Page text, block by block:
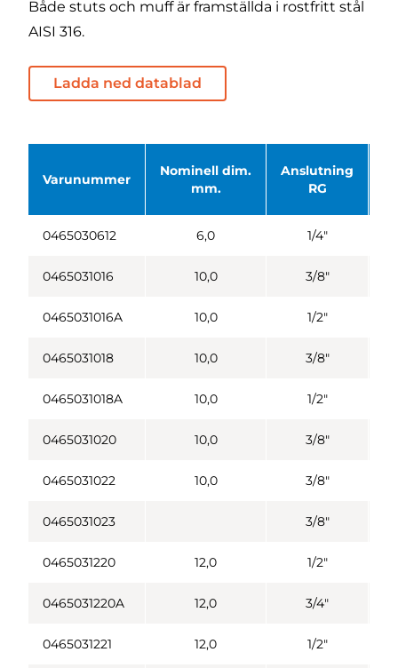
Både stuts och muff är framställda i rostfritt stål
AISI 316.
Ladda ned datablad
Varunummer
Nominell dim.
mm.
Anslutning
RG
0465030612 6,0 1/4"
0465031016 10,0 3/8"
0465031016A 10,0 1/2"
0465031018 10,0 3/8"
0465031018A 10,0 1/2"
0465031020 10,0 3/8"
0465031022 10,0 3/8"
0465031023 3/8"
0465031220 12,0 1/2"
0465031220A 12,0 3/4"
0465031221 12,0 1/2"